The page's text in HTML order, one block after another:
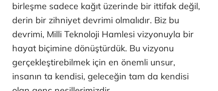
birleşme sadece kağıt üzerinde bir ittifak değil,
derin bir zihniyet devrimi olmalıdır. Biz bu
devrimi, Milli Teknoloji Hamlesi vizyonuyla bir
hayat biçimine dönüştürdük. Bu vizyonu
gerçekleştirebilmek için en önemli unsur,
insanın ta kendisi, geleceğin tam da kendisi